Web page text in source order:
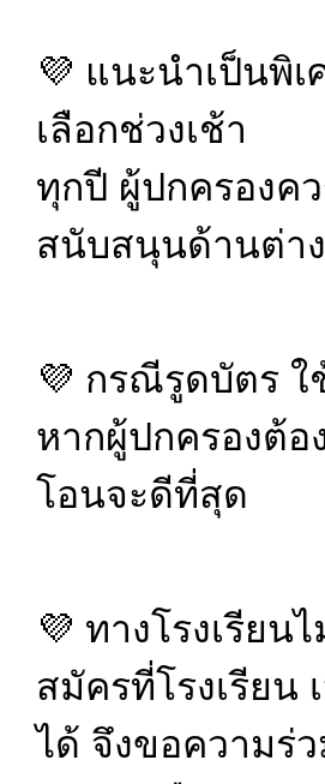
💜 แนะนำเป็นพิ
เลือกช่วงเช้า
ทุกปี ผู้ปกครองค
สนับสนุนด้านต่า
💜 กรณีรูดบัตร ใ
หากผู้ปกครองต้อ
โอนจะดีที่สุด
💜 ทางโรงเรีย
สมัครที่โรงเรียน
ได้ จึงขอความร่